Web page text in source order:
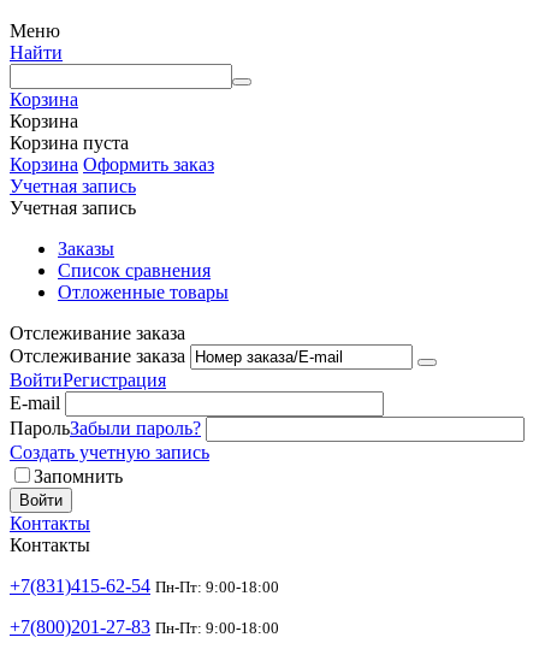
Меню
Найти
Корзина
Корзина
Корзина пуста
Корзина Оформить заказ
Учетная запись
Учетная запись
Заказы
Список сравнения
Отложенные товары
Отслеживание заказа
Отслеживание заказа
ВойтиРегистрация
E-mail
ПарольЗабыли пароль?
Создать учетную запись
Запомнить
Войти
Контакты
Контакты
+7(831)415-62-54 Пн-Пт: 9:00-18:00
+7(800)201-27-83 Пн-Пт: 9:00-18:00